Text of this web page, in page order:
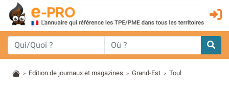
> Edition de journaux et magazines > Grand-Est > Toul